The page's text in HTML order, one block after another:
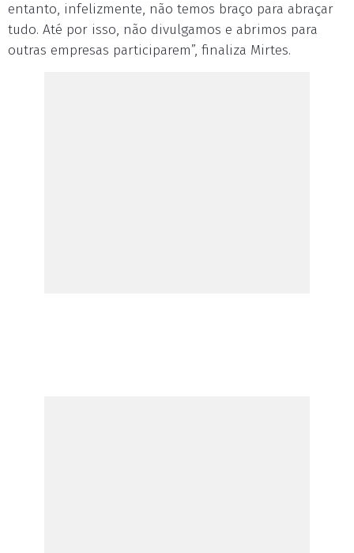
entanto, infelizmente, não temos braço para abraçar
tudo. Até por isso, não divulgamos e abrimos para
outras empresas participarem”, finaliza Mirtes.